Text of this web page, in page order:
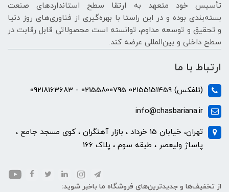
تأسیس خود متعهد به ارتقا سطح استانداردهای صنعت
بسته‌بندی بوده و در این راستا با بهره‌گیری از فناوری‌های روز دنیا
و تحقیق و توسعه مداوم، توانسته است محصولاتی قابل رقابت در
سطح داخلی و بین‌المللی عرضه کند.
ارتباط با ما
(تلفکس) 02155151459 02155800795 - 09218163683
info@chasbariana.ir
تهران، خیابان 15 خرداد ، بازار آهنگران ، کوی مسجد جامع ،
پاساژ ولیعصر ، طبقه سوم ، پلاک 166
از تخفیف‌ها و جدیدترین‌های فروشگاه ما باخبر شوید: